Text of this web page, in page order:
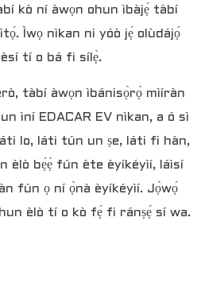
kò ní àwọn ohun ìbàjẹ́ tàbí
Ìwọ nìkan ni yóò jẹ́ olùdájọ́
tí o bá fi sílẹ̀.
tàbí àwọn ìbánisọ̀rọ̀ mìíràn
ìní EDACAR EV nìkan, a ó sì
lo, láti tún un ṣe, láti fi hàn,
èlò bẹ́ẹ̀ fún ète èyíkéyìí, láìsí
fún ọ ní ọ̀nà èyíkéyìí. Jọ̀wọ́
èlò tí o kò fẹ́ fi ránṣẹ́ sí wa.